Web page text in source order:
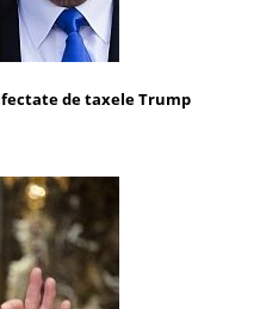
de taxele Trump